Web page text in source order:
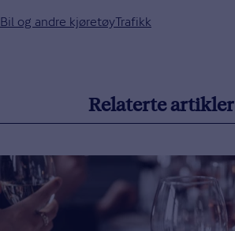
Bil og andre kjøretøyTrafikk
Relaterte artikler